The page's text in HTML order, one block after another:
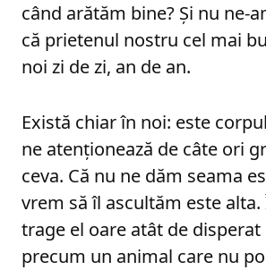
când arătăm bine? Și nu ne-
că prietenul nostru cel mai
noi zi de zi, an de an.
Există chiar în noi: este
ne atenționează de câte ori
ceva. Că nu ne dăm seama
vrem să îl ascultăm este alta.
trage el oare atât de disperat
precum un animal care nu